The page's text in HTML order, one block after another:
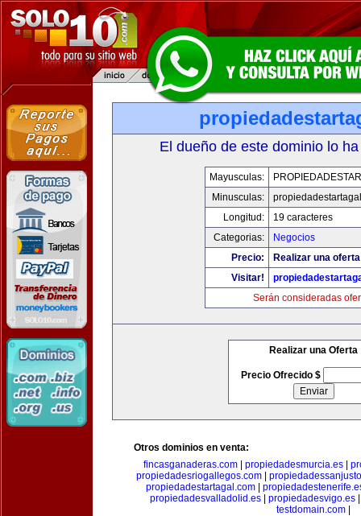
El dueño de este dominio lo
Mayusculas:
Minusculas:
Longitud:
19 caracteres
Categorias:
Negocios
Precio:
Realizar una
Visitar!
Serán consideradas
Realizar una Oferta
Precio Ofrecido $
Otros dominios en venta:
fincasganaderas.com
propiedadesmurcia.es
propiedadesriogallegos.com|
propiedadestartagal.com|
propiedadesvalladolid.es
propiedadesvigo.es
testdomain.com